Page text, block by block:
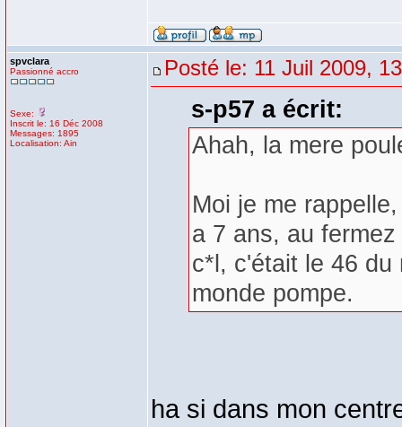
spvclara
Passionné accro
Sexe:
Inscrit le: 16 Déc 2008
Messages: 1895
Localisation: Ain
Posté le: 11 Juil 2009,
s-p57 a écrit:
Ahah, la mere
Moi je me
a 7 ans, au
c*l, c'était le 46 du
monde pompe.
ha si dans mon